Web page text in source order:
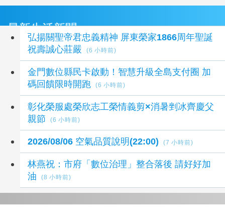
最新生活新聞
弘揚關聖帝君忠義精神 屏東榮家1866周年聖誕
祝壽誠心莊嚴
(6 小時前)
金門數位縣民卡啟動！智慧升級全島支付圈 加
碼回饋限時開跑
(6 小時前)
彰化榮服處榮欣志工榮情義剪×消暑剉冰齊慶父
親節
(6 小時前)
2026/08/06 空氣品質說明(22:00) (7 小時前)
林燕祝：市府「數位治理」整合落後 請好好加
油
(8 小時前)